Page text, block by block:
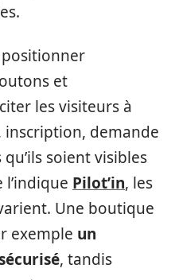
et
les visiteurs à
inscription, demande
soient visibles
Pilot’in, les
Une boutique
exemple un
, tandis